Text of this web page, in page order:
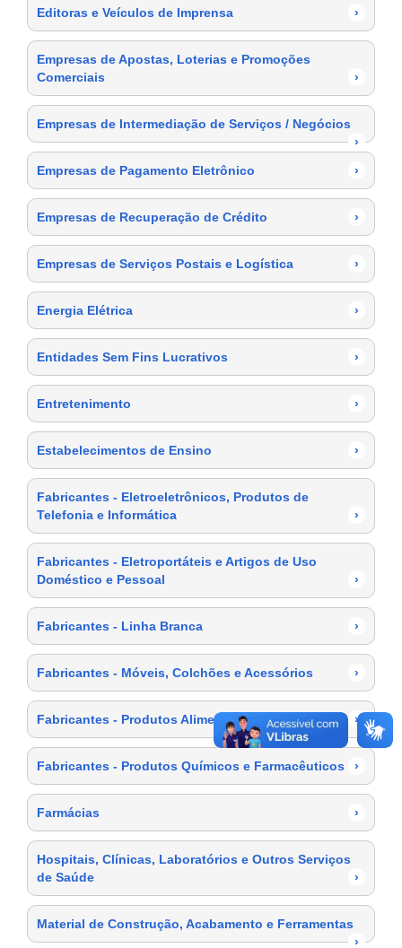
Editoras e Veículos de Imprensa ›
Empresas de Apostas, Loterias e Promoções
Comerciais
›
Empresas de Intermediação de Serviços / Negócios
›
Empresas de Pagamento Eletrônico
›
Empresas de Recuperação de Crédito ›
Empresas de Serviços Postais e Logística ›
Energia Elétrica ›
Entidades Sem Fins Lucrativos ›
Entretenimento ›
Estabelecimentos de Ensino ›
Fabricantes - Eletroeletrônicos, Produtos de
Telefonia e Informática
›
Fabricantes - Eletroportáteis e Artigos de Uso
Doméstico e Pessoal
›
Fabricantes - Linha Branca ›
Fabricantes - Móveis, Colchões e Acessórios ›
Fabricantes - Produtos Alimentícios ›
Fabricantes - Produtos Químicos e Farmacêuticos ›
Farmácias ›
Hospitais, Clínicas, Laboratórios e Outros Serviços
de Saúde
›
Material de Construção, Acabamento e Ferramentas
›